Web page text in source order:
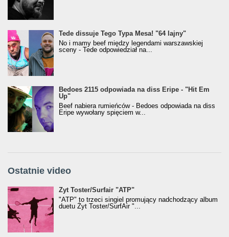
Tede dissuje Tego Typa Mesa! "64 lajny"
No i mamy beef między legendami warszawskiej
sceny - Tede odpowiedział na...
Bedoes 2115 odpowiada na diss Eripe - "Hit Em
Up"
Beef nabiera rumieńców - Bedoes odpowiada na diss
Eripe wywołany spięciem w...
Ostatnie video
Żyt Toster/SurfAir - ATP VIDEO
Żyt Toster/Surfair "ATP"
"ATP" to trzeci singiel promujący nadchodzący album
duetu Żyt Toster/SurfAir "...